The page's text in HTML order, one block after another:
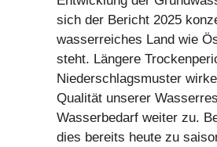
sich der Bericht 2025
wasserreiches Land wie
steht. Längere
Niederschlagsmuster
Qualität unserer
Wasserbedarf weiter zu.
dies bereits heute zu